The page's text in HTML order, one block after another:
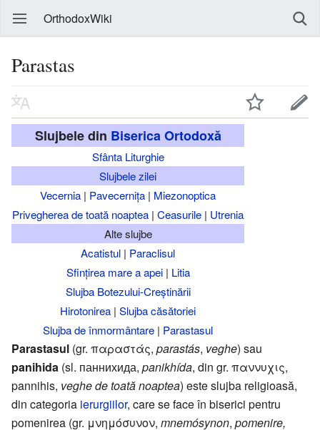
OrthodoxWiki
Parastas
Slujbele din Biserica Ortodoxă
Sfânta Liturghie
Slujbele zilei
Vecernia | Pavecernița | Miezonoptica
Privegherea de toată noaptea | Ceasurile | Utrenia
Alte slujbe
Acatistul | Paraclisul
Sfințirea mare a apei| Litia
Slujba Botezului-Creștinării
Hirotonirea | Slujba căsătoriei
Slujba de înmormântare | Parastasul
Parastasul (gr. παραστάς, parastás, veghe) sau
panihida (sl. паннихида, panikhída, din gr. παννυχις,
pannihis, veghe de toată noaptea) este slujba religioasă,
din categoria ierurgiilor, care se face în biserici pentru
pomenirea (gr. μνημόσυνον, mnemósynon, pomenire,